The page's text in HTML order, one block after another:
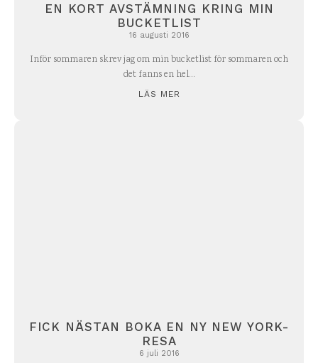
EN KORT AVSTÄMNING KRING MIN
BUCKETLIST
16 augusti 2016
Inför sommaren skrev jag om min bucketlist för sommaren och
det fanns en hel...
LÄS MER
FICK NÄSTAN BOKA EN NY NEW YORK-
RESA
6 juli 2016